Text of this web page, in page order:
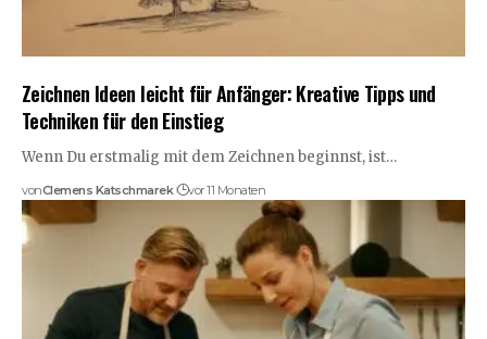
Zeichnen Ideen leicht für Anfänger: Kreative Tipps und
Techniken für den Einstieg
Wenn Du erstmalig mit dem Zeichnen beginnst, ist…
vonClemens Katschmarek vor 11 Monaten